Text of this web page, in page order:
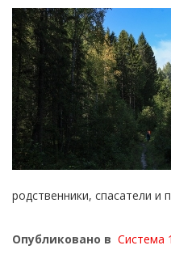
родственники, спасатели и
Опубликовано в Система